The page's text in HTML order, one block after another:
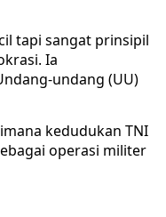
tapi sangat prinsipil
Ia
undang (UU)
kedudukan TNI
operasi militer